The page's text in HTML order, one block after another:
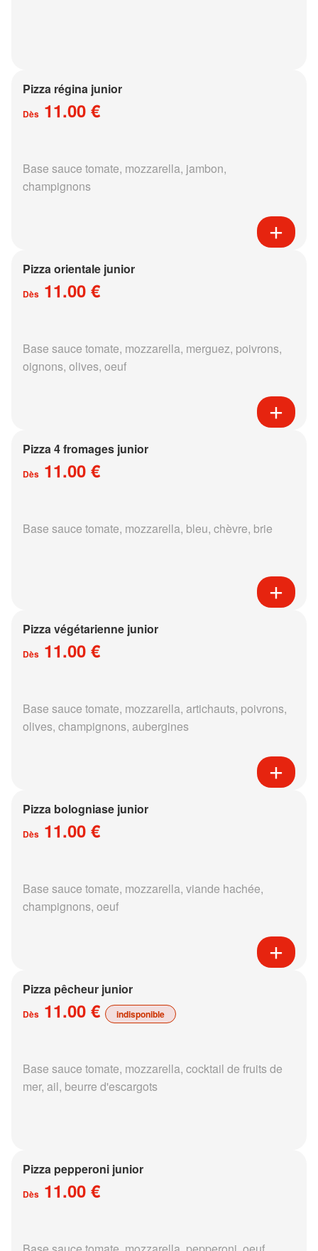
Pizza régina junior
Dès 11.00 €
Base sauce tomate, mozzarella, jambon,
champignons
Pizza orientale junior
Dès 11.00 €
Base sauce tomate, mozzarella, merguez, poivrons,
oignons, olives, oeuf
Pizza 4 fromages junior
Dès 11.00 €
Base sauce tomate, mozzarella, bleu, chèvre, brie
Pizza végétarienne junior
Dès 11.00 €
Base sauce tomate, mozzarella, artichauts, poivrons,
olives, champignons, aubergines
Pizza bologniase junior
Dès 11.00 €
Base sauce tomate, mozzarella, viande hachée,
champignons, oeuf
Pizza pêcheur junior
Dès 11.00 € indisponible
Base sauce tomate, mozzarella, cocktail de fruits de
mer, ail, beurre d'escargots
Pizza pepperoni junior
Dès 11.00 €